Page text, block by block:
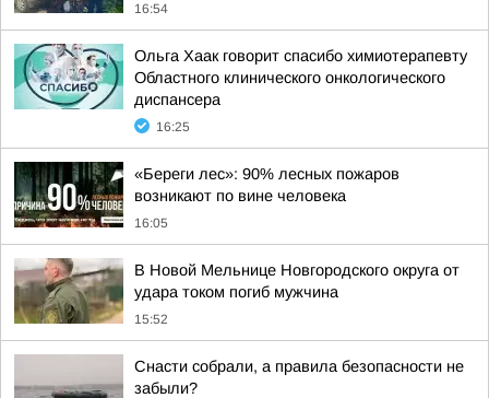
16:54
Ольга Хаак говорит спасибо химиотерапевту
Областного клинического онкологического
диспансера
16:25
«Береги лес»: 90% лесных пожаров
возникают по вине человека
16:05
В Новой Мельнице Новгородского округа от
удара током погиб мужчина
15:52
Снасти собрали, а правила безопасности не
забыли?